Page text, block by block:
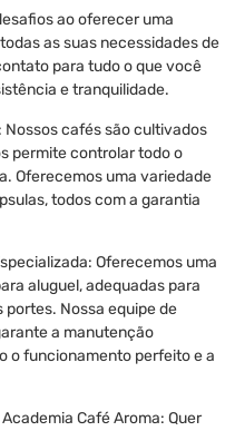
ao oferecer uma
as suas necessidades de
para tudo o que você
e tranquilidade.
Nossos cafés são cultivados
permite controlar todo o
Oferecemos uma variedade
todos com a garantia
Oferecemos uma
aluguel, adequadas para
portes. Nossa equipe de
a manutenção
o funcionamento perfeito e a
Café Aroma: Quer